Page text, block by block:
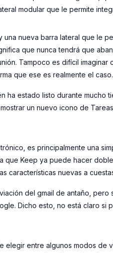
modular que le permite
una nueva barra lateral que le
que nunca tendrá que
Tampoco es difícil
que ese es realmente el caso.
ha estado listo durante mucho
un nuevo icono de
es principalmente una
que Keep ya puede hacer
características nuevas a
del gmail de antaño, pero
Dicho esto, no está claro si
elegir entre algunos modos de